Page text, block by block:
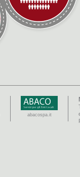
abacospa.it